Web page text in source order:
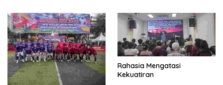
Rahasia Mengatasi
Kekuatiran